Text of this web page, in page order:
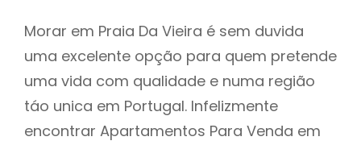
Morar em Praia Da Vieira é sem duvida
uma excelente opção para quem pretende
uma vida com qualidade e numa região
táo unica em Portugal. Infelizmente
encontrar Apartamentos Para Venda em